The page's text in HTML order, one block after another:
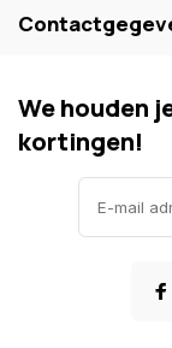
We houden
kortingen!